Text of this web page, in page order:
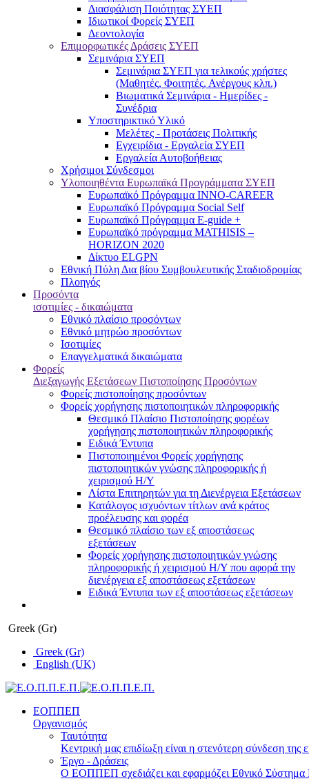
Διασφάλιση Ποιότητας ΣΥΕΠ
Ιδιωτικοί Φορείς ΣΥΕΠ
Δεοντολογία
Επιμορφωτικές Δράσεις ΣΥΕΠ
Σεμινάρια ΣΥΕΠ
Σεμινάρια ΣΥΕΠ για τελικούς χρήστες
(Μαθητές, Φοιτητές, Ανέργους κλπ.)
Βιωματικά Σεμινάρια - Ημερίδες -
Συνέδρια
Υποστηρικτικό Υλικό
Μελέτες - Προτάσεις Πολιτικής
Εγχειρίδια - Εργαλεία ΣΥΕΠ
Εργαλεία Αυτοβοήθειας
Χρήσιμοι Σύνδεσμοι
Υλοποιηθέντα Ευρωπαϊκά Προγράμματα ΣΥΕΠ
Ευρωπαϊκό Πρόγραμμα INNO-CAREER
Ευρωπαϊκό Πρόγραμμα Social Self
Ευρωπαϊκό Πρόγραμμα E-guide +
Ευρωπαϊκό πρόγραμμα MATHISIS –
HORIZON 2020
Δίκτυο ELGPN
Εθνική Πύλη Δια βίου Συμβουλευτικής Σταδιοδρομίας
Πλοηγός
Προσόντα
ισοτιμίες - δικαιώματα
Εθνικό πλαίσιο προσόντων
Εθνικό μητρώο προσόντων
Ισοτιμίες
Επαγγελματικά δικαιώματα
Φορείς
Διεξαγωγής Εξετάσεων Πιστοποίησης Προσόντων
Φορείς πιστοποίησης προσόντων
Φορείς χορήγησης πιστοποιητικών πληροφορικής
Θεσμικό Πλαίσιο Πιστοποίησης φορέων
χορήγησης πιστοποιητικών πληροφορικής
Ειδικά Έντυπα
Πιστοποιημένοι Φορείς χορήγησης
πιστοποιητικών γνώσης πληροφορικής ή
χειρισμού Η/Υ
Λίστα Επιτηρητών για τη Διενέργεια Εξετάσεων
Κατάλογος ισχυόντων τίτλων ανά κράτος
προέλευσης και φορέα
Θεσμικό πλαίσιο των εξ αποστάσεως
εξετάσεων
Φορείς χορήγησης πιστοποιητικών γνώσης
πληροφορικής ή χειρισμού Η/Υ που αφορά την
διενέργεια εξ αποστάσεως εξετάσεων
Ειδικά Έντυπα των εξ αποστάσεως εξετάσεων
Greek (Gr)
Greek (Gr)
English (UK)
ΕΟΠΠΕΠ
Οργανισμός
Ταυτότητα
Κεντρική μας επιδίωξη είναι η στενότερη σύνδεση της
Έργο - Δράσεις
Ο ΕΟΠΠΕΠ σχεδιάζει και εφαρμόζει Eθνικό Σύστημα